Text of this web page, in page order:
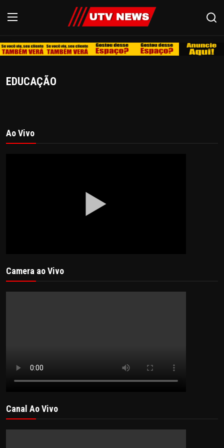
PIRACICABA
ESPIRITO SANTO
FALE CONOSCO
EDUCAÇÃO
Ao Vivo
Camera ao Vivo
Canal Ao Vivo